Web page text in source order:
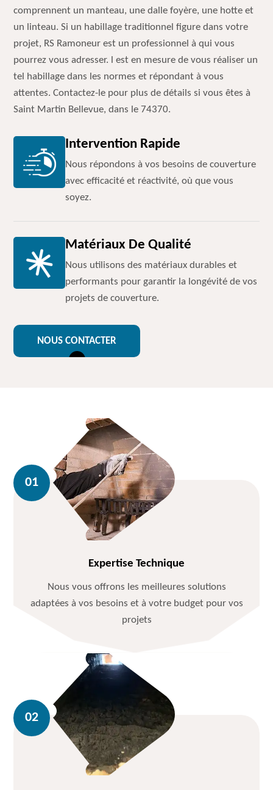
comprennent un manteau, une dalle foyère, une hotte et
un linteau. Si un habillage traditionnel figure dans votre
projet, RS Ramoneur est un professionnel à qui vous
pourrez vous adresser. l est en mesure de vous réaliser un
tel habillage dans les normes et répondant à vous
attentes. Contactez-le pour plus de détails si vous êtes à
Saint Martin Bellevue, dans le 74370.
Intervention Rapide
Nous répondons à vos besoins de couverture
avec efficacité et réactivité, où que vous
soyez.
Matériaux De Qualité
Nous utilisons des matériaux durables et
performants pour garantir la longévité de vos
projets de couverture.
NOUS CONTACTER
Expertise Technique
Nous vous offrons les meilleures solutions
adaptées à vos besoins et à votre budget pour vos
projets